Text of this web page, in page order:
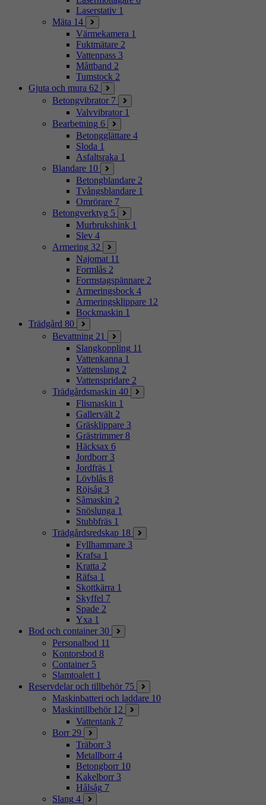
Laserstativ 1
Mäta 14
Värmekamera 1
Fuktmätare 2
Vattenpass 3
Måttband 2
Tumstock 2
Gjuta och mura 62
Betongvibrator 7
Valvvibrator 1
Bearbetning 6
Betongglättare 4
Sloda 1
Asfaltsraka 1
Blandare 10
Betongblandare 2
Tvångsblandare 1
Omrörare 7
Betongverktyg 5
Murbrukshink 1
Slev 4
Armering 32
Najomat 11
Formlås 2
Formstagspännare 2
Armeringsbock 4
Armeringsklippare 12
Bockmaskin 1
Trädgård 80
Bevattning 21
Slangkoppling 11
Vattenkanna 1
Vattenslang 2
Vattenspridare 2
Trädgårdsmaskin 40
Flismaskin 1
Gallervält 2
Gräsklippare 3
Grästrimmer 8
Häcksax 6
Jordborr 3
Jordfräs 1
Lövblås 8
Röjsåg 3
Såmaskin 2
Snöslunga 1
Stubbfräs 1
Trädgårdsredskap 18
Fyllhammare 3
Krafsa 1
Kratta 2
Räfsa 1
Skottkärra 1
Skyffel 7
Spade 2
Yxa 1
Bod och container 30
Personalbod 11
Kontorsbod 8
Container 5
Slamtoalett 1
Reservdelar och tillbehör 75
Maskinbatteri och laddare 10
Maskintillbehör 12
Vattentank 7
Borr 29
Träborr 3
Metallborr 4
Betongborr 10
Kakelborr 3
Hålsåg 7
Slang 4